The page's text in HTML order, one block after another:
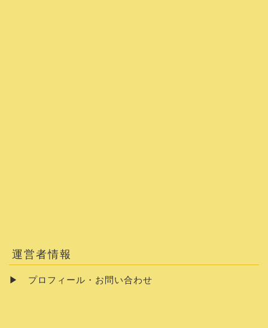
運営者情報
▶ プロフィール・お問い合わせ